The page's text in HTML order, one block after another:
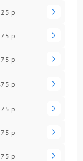
р
р
р
р
р
р
р